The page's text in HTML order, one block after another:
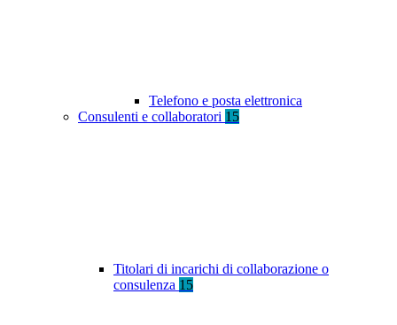
Telefono e posta elettronica
Consulenti e collaboratori 15
Titolari di incarichi di collaborazione o
consulenza 15